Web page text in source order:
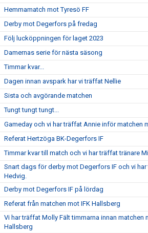
Hemmamatch mot Tyresö FF
Derby mot Degerfors på fredag
Följ lucköppningen för laget 2023
Damernas serie för nästa säsong
Timmar kvar...
Dagen innan avspark har vi träffat Nellie
Sista och avgörande matchen
Tungt tungt tungt...
Gameday och vi har träffat Annie inför matchen
Referat Hertzöga BK-Degerfors IF
Timmar kvar till match och vi har träffat tränare
Snart dags för derby mot Degerfors IF och vi
Hedvig.
Derby mot Degerfors IF på lördag
Referat från matchen mot IFK Hallsberg
Vi har träffat Molly Fält timmarna innan matchen
Hallsberg